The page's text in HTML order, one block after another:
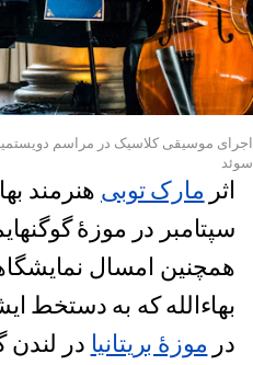
اجرای موسیقی کلاسیک در مراسم
سوئد
اثر مارک توبی هنرمند
سپتامبر در موزۀ
همچنین امسال
بهاءالله که به دستخط
در موزۀ بریتانیا در